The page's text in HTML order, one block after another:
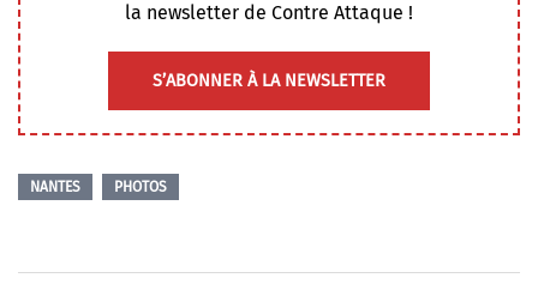
la newsletter de Contre Attaque !
S’ABONNER À LA NEWSLETTER
NANTES PHOTOS